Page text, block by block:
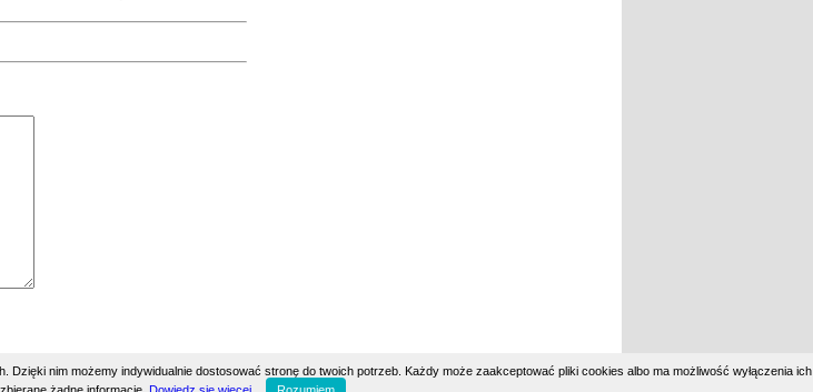
nim możemy indywidualnie dostosować stronę do twoich potrzeb. Każdy może zaakceptować pliki cookies albo ma możliwość wyłączenia ich